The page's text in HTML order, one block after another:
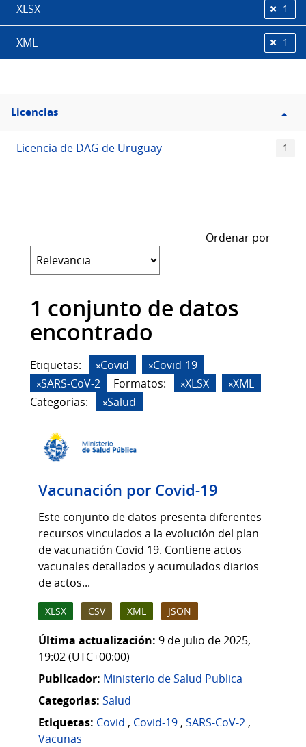
XLSX 1
XML 1
Filtro
Licencias
Licencias
Licencia de DAG de Uruguay 1
Ordenar por
1 conjunto de datos
encontrado
Etiquetas: Covid
Covid-19
SARS-CoV-2
Formatos: XLSX
XML
Categorias:
Salud
Vacunación por Covid-19
Este conjunto de datos presenta diferentes
recursos vinculados a la evolución del plan
de vacunación Covid 19. Contiene actos
vacunales detallados y acumulados diarios
de actos...
XLSX CSV XML JSON
Última actualización: 9 de julio de 2025,
19:02 (UTC+00:00)
Publicador: Ministerio de Salud Publica
Categorias: Salud
Etiquetas: Covid , Covid-19 , SARS-CoV-2 ,
Vacunas